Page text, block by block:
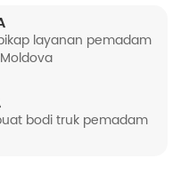
layanan pemadam
bodi truk pemadam